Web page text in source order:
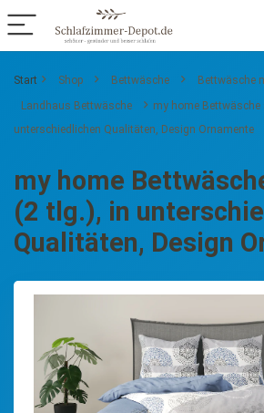
Start Shop Bettwäsche
Bettwäsche
Landhaus Bettwäsche
my home Bettwäsche
unterschiedlichen Qualitäten, Design Ornamente
my home
(2 tlg.), in
Qualitäten, Design